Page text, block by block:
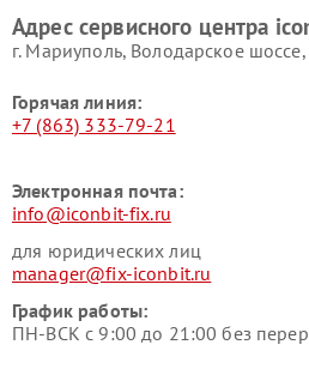
Адрес сервисного центра
г. Мариуполь, Володарское
Горячая линия:
+7 (863) 333-79-21
Электронная почта:
info@iconbit-fix.ru
для юридических лиц
manager@fix-iconbit.ru
График работы:
ПН-ВСК с 9:00 до 21:00 без